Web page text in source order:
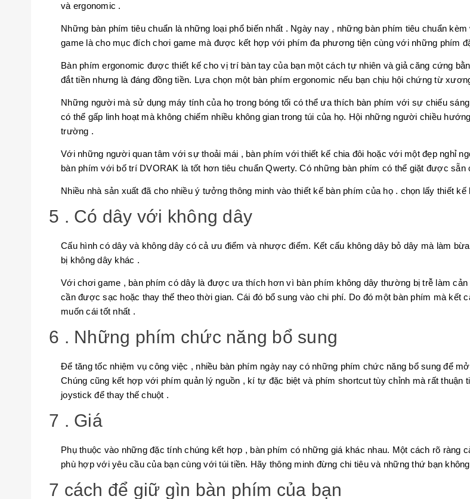
và ergonomic .
Những bàn phím tiêu chuẩn là những loại phổ biến nhất . Ngày nay , những bàn phím tiêu chuẩn
game là cho mục đích chơi game mà được kết hợp với phím đa phương tiện cùng với những phím
Bàn phím ergonomic được thiết kế cho vị trí bàn tay của bạn một cách tự nhiên và giả căng cứng
đắt tiền nhưng là đáng đồng tiền. Lựa chọn một bàn phím ergonomic nếu bạn chịu hội chứng từ
Những người mà sử dụng máy tính của họ trong bóng tối có thể ưa thích bàn phím với sự chiếu
có thể gấp linh hoạt mà không chiếm nhiều không gian trong túi của họ. Hội những người chiều
trường .
Với những người quan tâm với sự thoải mái , bàn phím với thiết kế chia đôi hoặc với một đẹp nghỉ
bàn phím với bố trí DVORAK là tốt hơn tiêu chuẩn Qwerty. Có những bàn phím có thể giặt được
Nhiều nhà sản xuất đã cho nhiều ý tưởng thông minh vào thiết kế bàn phím của họ . chọn lấy thiết
5 . Có dây với không dây
Cấu hình có dây và không dây có cả ưu điểm và nhược điểm. Kết cấu không dây bỏ dây mà làm
bị không dây khác .
Với chơi game , bàn phím có dây là được ưa thích hơn vì bàn phím không dây thường bị trễ làm
cần được sạc hoặc thay thế theo thời gian. Cái đó bổ sung vào chi phí. Do đó một bàn phím mà
muốn cái tốt nhất .
6 . Những phím chức năng bổ sung
Để tăng tốc nhiệm vụ công việc , nhiều bàn phím ngày nay có những phím chức năng bổ sung để
Chúng cũng kết hợp với phím quản lý nguồn , kí tự đặc biệt và phím shortcut tùy chỉnh mà rất
joystick để thay thế chuột .
7 . Giá
Phụ thuộc vào những đặc tính chúng kết hợp , bàn phím có những giá khác nhau. Một cách rõ ràng
phù hợp với yêu cầu của bạn cùng với túi tiền. Hãy thông minh đừng chi tiêu và những thứ bạn
7 cách để giữ gìn bàn phím của bạn